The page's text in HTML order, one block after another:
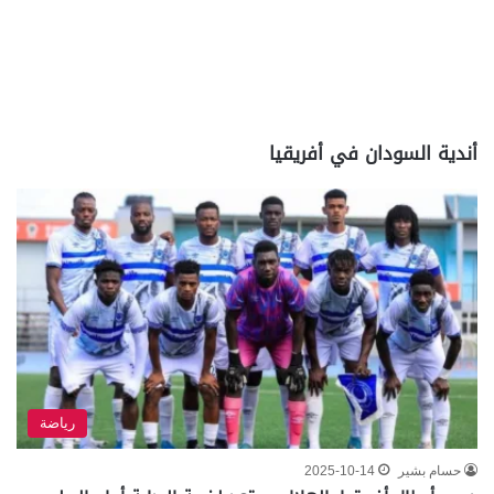
أندية السودان في أفريقيا
رياضة
حسام بشير 2025-10-14